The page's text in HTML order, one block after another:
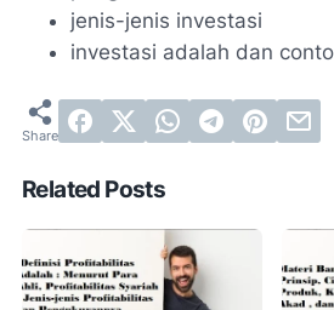
jenis-jenis investasi
investasi adalah dan
Related Posts